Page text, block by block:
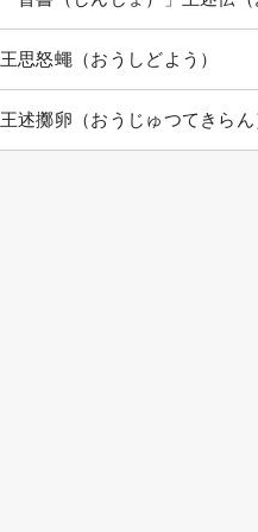
王思怒蠅（おうしどよう）
王述擲卵（おうじゅつてきらん